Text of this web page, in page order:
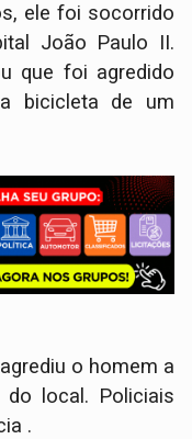
ele foi socorrido
João Paulo II.
que foi agredido
bicicleta de um
o homem a
do local. Policiais
.